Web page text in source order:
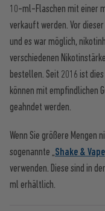
10-ml-Flaschen mit einer
verkauft werden. Vor
und es war möglich,
verschiedenen
bestellen. Seit 2016 ist
können mit empfindlichen
geahndet werden.
Wenn Sie größere Mengen
sogenannte „Shake & Vape
verwenden. Diese sind in
ml erhältlich.